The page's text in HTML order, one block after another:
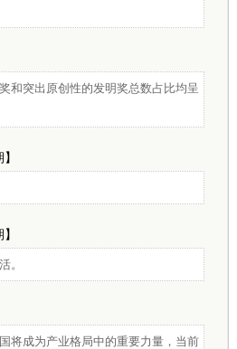
和突出原创性的发明奖总数占比均呈
。
将成为产业格局中的重要力量，当前